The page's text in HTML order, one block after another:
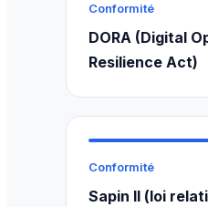
Conformité
DORA (Digital
Resilience Act)
Conformité
Sapin II (loi